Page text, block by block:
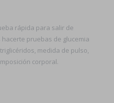
rápida para salir de
pruebas de glucemia
medida de pulso,
corporal.